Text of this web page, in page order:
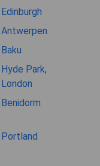
Edinburgh
Antwerpen
Baku
Hyde Park,
London
Benidorm
Portland